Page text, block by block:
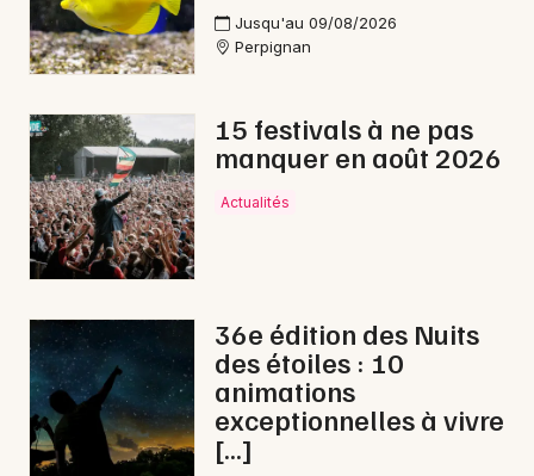
Jusqu'au 09/08/2026
Perpignan
15 festivals à ne pas
manquer en août 2026
Actualités
36e édition des Nuits
des étoiles : 10
animations
exceptionnelles à vivre
[…]